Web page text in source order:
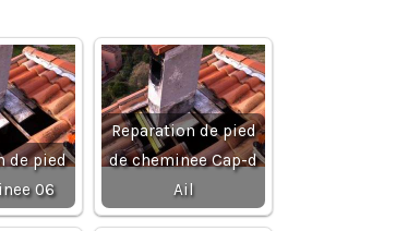
de pied
06
Reparation de pied
de cheminee Cap-d
Ail